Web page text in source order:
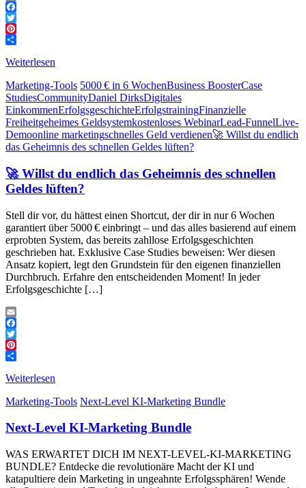
Email
Facebook
Twitter
Pinterest
Weiterlesen
Marketing-Tools 5000 € in 6 WochenBusiness BoosterCase
StudiesCommunityDaniel DirksDigitales
EinkommenErfolgsgeschichteErfolgstrainingFinanzielle
Freiheitgeheimes Geldsystemkostenloses WebinarLead-FunnelLive-
Demoonline marketingschnelles Geld verdienen🚀 Willst du endlich
das Geheimnis des schnellen Geldes lüften?
🚀 Willst du endlich das Geheimnis des schnellen
Geldes lüften?
Stell dir vor, du hättest einen Shortcut, der dir in nur 6 Wochen
garantiert über 5000 € einbringt – und das alles basierend auf einem
erprobten System, das bereits zahllose Erfolgsgeschichten
geschrieben hat. Exklusive Case Studies beweisen: Wer diesen
Ansatz kopiert, legt den Grundstein für den eigenen finanziellen
Durchbruch. Erfahre den entscheidenden Moment! In jeder
Erfolgsgeschichte […]
Email
Facebook
Twitter
Pinterest
Weiterlesen
Marketing-Tools Next-Level KI-Marketing Bundle
Next-Level KI-Marketing Bundle
WAS ERWARTET DICH IM NEXT-LEVEL-KI-MARKETING
BUNDLE? Entdecke die revolutionäre Macht der KI und
katapultiere dein Marketing in ungeahnte Erfolgssphären! Wende